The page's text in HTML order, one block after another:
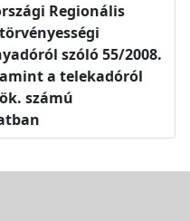
Regionális
szóló 55/2008.
a telekadóról
számú